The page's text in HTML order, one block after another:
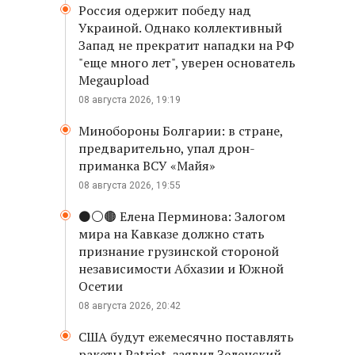
Россия одержит победу над
Украиной. Однако коллективный
Запад не прекратит нападки на РФ
"еще много лет", уверен основатель
Megaupload
08 августа 2026, 19:19
Минобороны Болгарии: в стране,
предварительно, упал дрон-
приманка ВСУ «Майя»
08 августа 2026, 19:55
⚫️⚪️🟤 Елена Перминова: Залогом
мира на Кавказе должно стать
признание грузинской стороной
независимости Абхазии и Южной
Осетии
08 августа 2026, 20:42
США будут ежемесячно поставлять